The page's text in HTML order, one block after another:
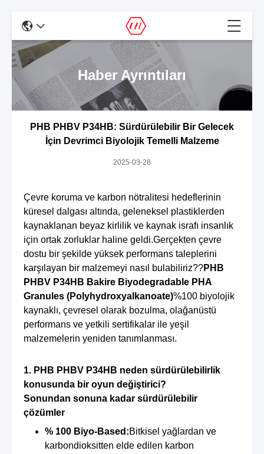
Haber Ayrıntıları
PHB PHBV P34HB: Sürdürülebilir Bir Gelecek
İçin Devrimci Biyolojik Temelli Malzeme
2025-03-28
Çevre koruma ve karbon nötralitesi hedeflerinin
küresel dalgası altında, geleneksel plastiklerden
kaynaklanan beyaz kirlilik ve kaynak israfı insanlık
için ortak zorluklar haline geldi.Gerçekten çevre
dostu bir şekilde yüksek performans taleplerini
karşılayan bir malzemeyi nasıl bulabiliriz??PHB
PHBV P34HB Bakire Biyodegradable PHA
Granules (Polyhydroxyalkanoate)%100 biyolojik
kaynaklı, çevresel olarak bozulma, olağanüstü
performans ve yetkili sertifikalar ile yeşil
malzemelerin yeniden tanımlanması.
1. PHB PHBV P34HB neden sürdürülebilirlik
konusunda bir oyun değiştirici?
Sonundan sonuna kadar sürdürülebilir
çözümler
% 100 Biyo-Based:Bitkisel yağlardan ve
karbondioksitten elde edilen karbon